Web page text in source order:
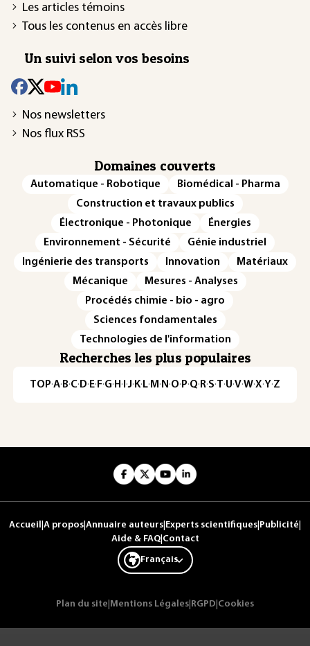
Les articles témoins
Tous les contenus en accès libre
Un suivi selon vos besoins
Nos newsletters
Nos flux RSS
Domaines couverts
Automatique - Robotique
Biomédical - Pharma
Construction et travaux publics
Électronique - Photonique
Énergies
Environnement - Sécurité
Génie industriel
Ingénierie des transports
Innovation
Matériaux
Mécanique
Mesures - Analyses
Procédés chimie - bio - agro
Sciences fondamentales
Technologies de l'information
Recherches les plus populaires
TOP·A·B·C· D· E· F·G· H · ·J· K· L· M · N ·O· P·Q· R·S·T·U·V·W·X·Y·Z
Accueil A propos Annuaire auteurs Experts scientifiques Publicité
Aide & FAQ| Contact
Français
Plan du site Mentions Légales RGPD Cookies